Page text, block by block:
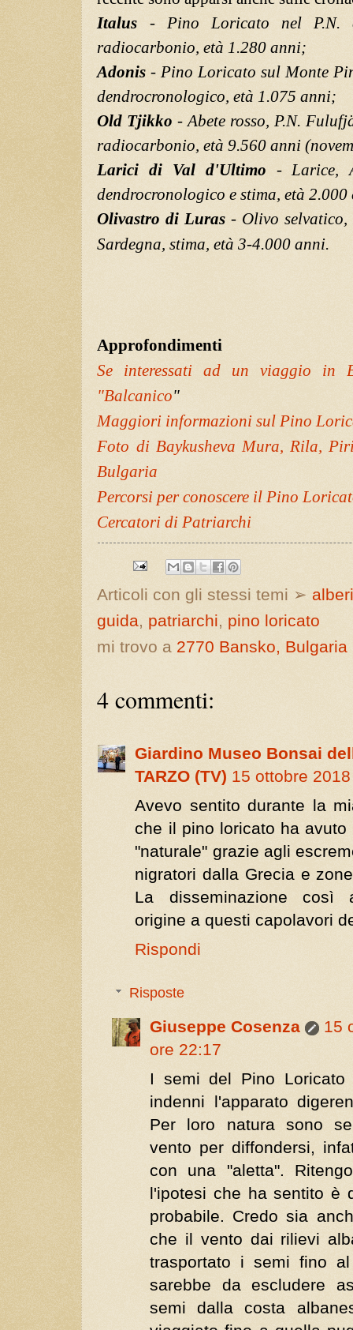
Italus - Pino Loricato nel P.N.
radiocarbonio, età 1.280 anni;
Adonis - Pino Loricato sul Monte
dendrocronologico, età 1.075 anni;
Old Tjikko - Abete rosso, P.N.
radiocarbonio, età 9.560 anni
Larici di Val d'Ultimo - Larice,
dendrocronologico e stima, età
Olivastro di Luras - Olivo
Sardegna, stima, età 3-4.000 anni.
Approfondimenti
Se interessati ad un viaggio in
"Balcanico"
Maggiori informazioni sul Pino
Foto di Baykusheva Mura, Rila,
Bulgaria
Percorsi per conoscere il Pino
Cercatori di Patriarchi
Articoli con gli stessi temi ➢
guida, patriarchi, pino loricato
mi trovo a 2770 Bansko, Bulgaria
4 commenti:
Giardino Museo Bonsai
TARZO (TV) 15 ottobre
Avevo sentito durante la
che il pino loricato ha
"naturale" grazie agli
nigratori dalla Grecia e
La disseminazione così
origine a questi capolavori
Rispondi
Risposte
Giuseppe Cosenza
15
ore 22:17
I semi del Pino Loricato
indenni l'apparato
Per loro natura sono
vento per diffondersi,
con una "aletta".
l'ipotesi che ha sentito è
probabile. Credo sia
che il vento dai rilievi
trasportato i semi fino
sarebbe da escludere
semi dalla costa